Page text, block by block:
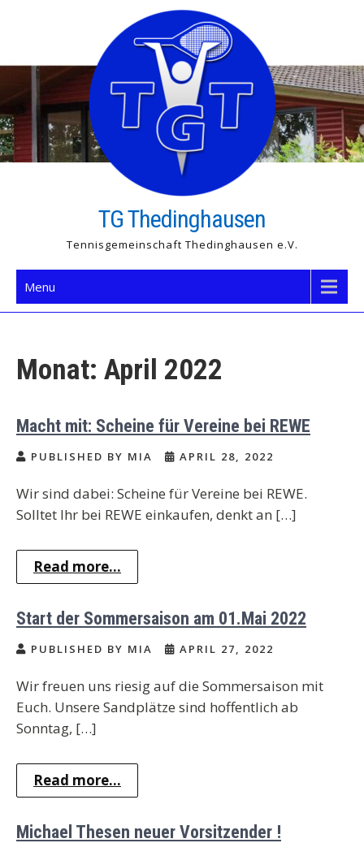
TG Thedinghausen
Tennisgemeinschaft Thedinghausen e.V.
Menu
Monat: April 2022
Macht mit: Scheine für Vereine bei REWE
PUBLISHED BY MIA APRIL 28, 2022
Wir sind dabei: Scheine für Vereine bei REWE.
Solltet Ihr bei REWE einkaufen, denkt an […]
Read more...
Start der Sommersaison am 01.Mai 2022
PUBLISHED BY MIA APRIL 27, 2022
Wir freuen uns riesig auf die Sommersaison mit
Euch. Unsere Sandplätze sind hoffentlich ab
Sonntag, […]
Read more...
Michael Thesen neuer Vorsitzender !